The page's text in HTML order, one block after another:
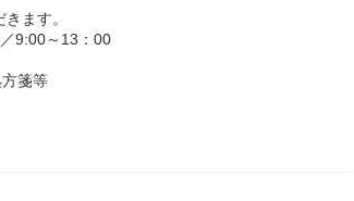
ます。
9:00～13：00
箋等